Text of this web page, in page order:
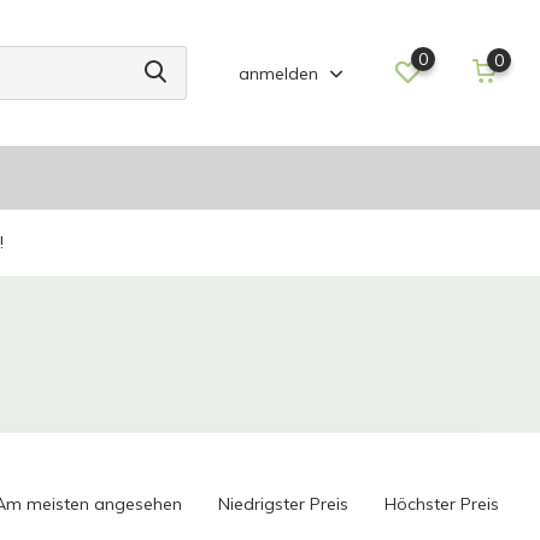
anmelden
0 0
meisten angesehen Niedrigster Preis Höchster Preis